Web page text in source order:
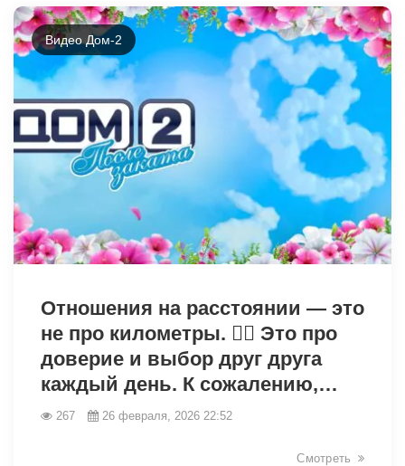
Видео Дом-2
Отношения на расстоянии — это
не про километры. 👉🏼 Это про
доверие и выбор друг друга
каждый день. К сожалению,…
267 26 февраля, 2026 22:52
Смотреть